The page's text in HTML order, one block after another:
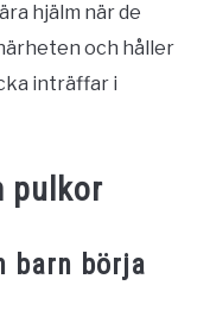
hjälm när de
och håller
inträffar i
pulkor
barn börja